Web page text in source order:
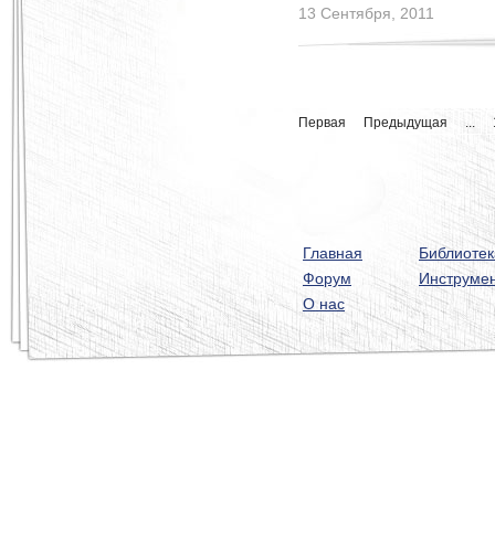
13 Сентября, 2011
Первая Предыдущая ...
Главная
Форум
О нас